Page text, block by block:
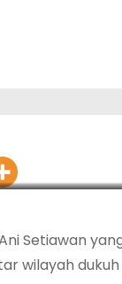
Setiawan
wilayah